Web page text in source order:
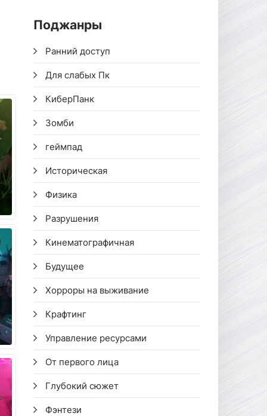
Поджанры
Ранний доступ
Для слабых Пк
КиберПанк
Зомби
геймпад
Историческая
Физика
Разрушения
Кинематографичная
Будущее
Хорроры на выживание
Крафтинг
Управление ресурсами
От первого лица
Глубокий сюжет
Фэнтези